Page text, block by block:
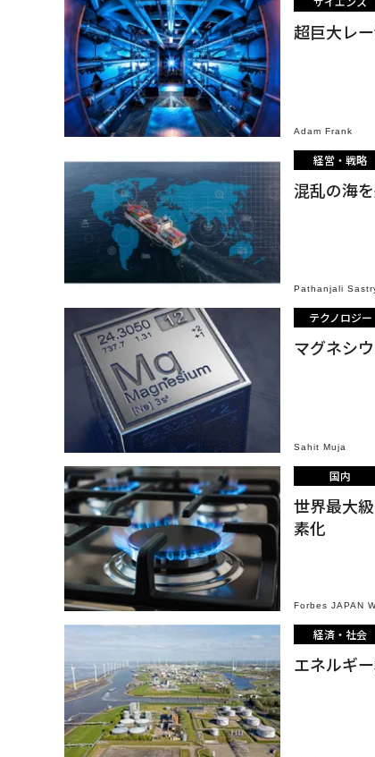
超巨大レ
Adam Frank
経営・戦略
混乱の海
Pathanjali
テクノロジー
マグネシ
Sahit Muja
国内
世界最大
素化
Forbes JAPAN
経済・社会
エネルギ